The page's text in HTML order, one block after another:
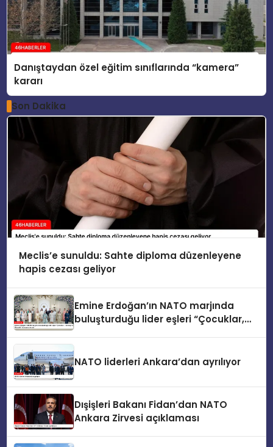
Danıştaydan özel eğitim sınıflarında “kamera”
kararı
Son Dakika
Meclis’e sunuldu: Sahte diploma düzenleyene
hapis cezası geliyor
Emine Erdoğan’ın NATO marjında
buluşturduğu lider eşleri “Çocuklar,
NATO liderleri Ankara’dan ayrılıyor
Dışişleri Bakanı Fidan’dan NATO
Ankara Zirvesi açıklaması